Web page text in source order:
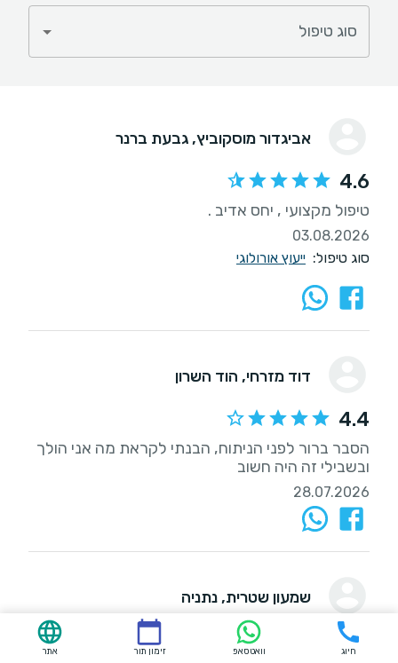
סוג טיפול
אביגדור מוסקוביץ, גבעת ברנר
4.6
טיפול מקצועי , יחס אדיב .
03.08.2026
סוג טיפול: ייעוץ אורולוגי
דוד מזרחי, הוד השרון
4.4
הסבר ברור לפני הניתוח, הבנתי לקראת מה אני הולך
ובשבילי זה היה חשוב
28.07.2026
שמעון שטרית, נתניה
4.9
חיוג וואטסאפ זימון תור אתר